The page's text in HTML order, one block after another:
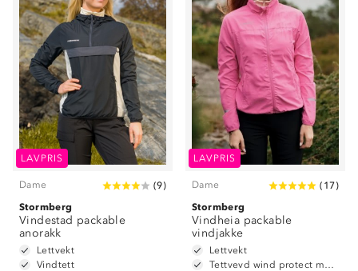
LAVPRIS
Dame (9)
Stormberg
Vindestad packable
anorakk
Lettvekt
Vindtett
LAVPRIS
Dame ( 17)
Stormberg
Vindheia packable
vindjakke
Lettvekt
Tettvevd wind protect materiale